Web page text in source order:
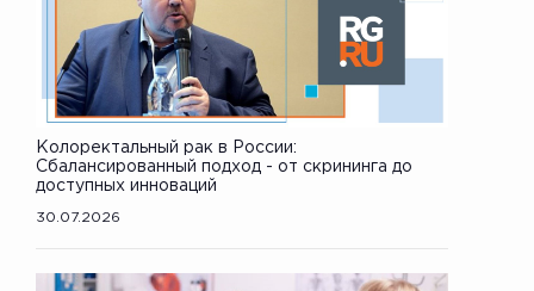
Колоректальный рак в России:
Сбалансированный подход - от скрининга до
доступных инноваций
30.07.2026